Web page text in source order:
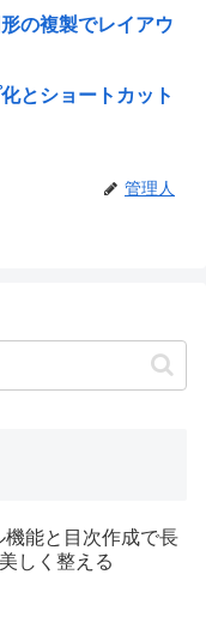
の複製でレイアウ
とショートカット
管理人
機能と目次作成で長
しく整える